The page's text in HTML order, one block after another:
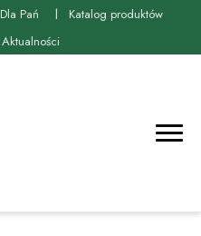
Dla Pań
Katalog produktów
Aktualności